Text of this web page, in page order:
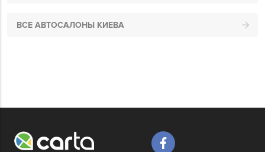
ВСЕ АВТОСАЛОНЫ КИЕВА